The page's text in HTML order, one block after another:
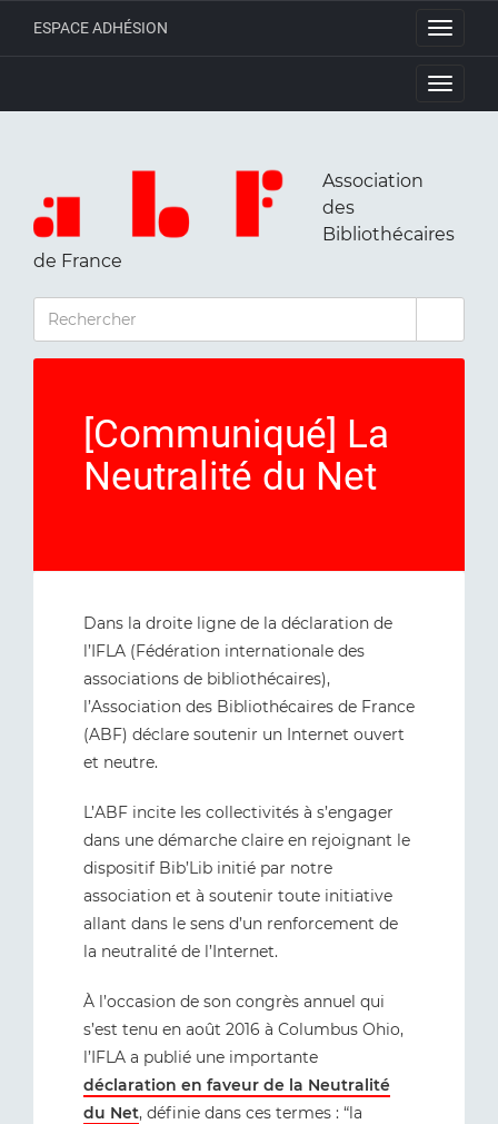
Toggle
ESPACE ADHÉSION
Toggle
Association
des
Bibliothécaires
de France
RECHERCHER
[Communiqué] La
Neutralité du Net
Dans la droite ligne de la déclaration de
l’IFLA (Fédération internationale des
associations de bibliothécaires),
l’Association des Bibliothécaires de France
(ABF) déclare soutenir un Internet ouvert
et neutre.
L’ABF incite les collectivités à s’engager
dans une démarche claire en rejoignant le
dispositif Bib’Lib initié par notre
association et à soutenir toute initiative
allant dans le sens d’un renforcement de
la neutralité de l’Internet.
À l’occasion de son congrès annuel qui
s’est tenu en août 2016 à Columbus Ohio,
l’IFLA a publié une importante
déclaration en faveur de la Neutralité
du Net, définie dans ces termes : “la